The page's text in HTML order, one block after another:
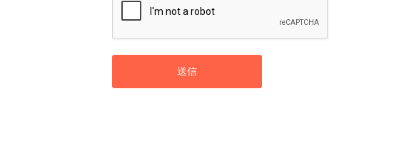
送信